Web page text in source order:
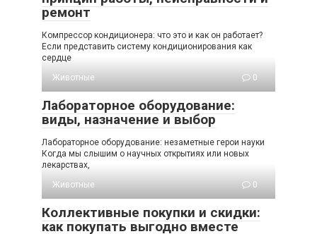
ремонт
Компрессор кондиционера: что это и как он работает?
Если представить систему кондиционирования как
сердце
Животные
0
Лабораторное оборудование:
виды, назначение и выбор
Лабораторное оборудование: незаметные герои науки
Когда мы слышим о научных открытиях или новых
лекарствах,
Животные
0
Коллективные покупки и скидки:
как покупать выгодно вместе